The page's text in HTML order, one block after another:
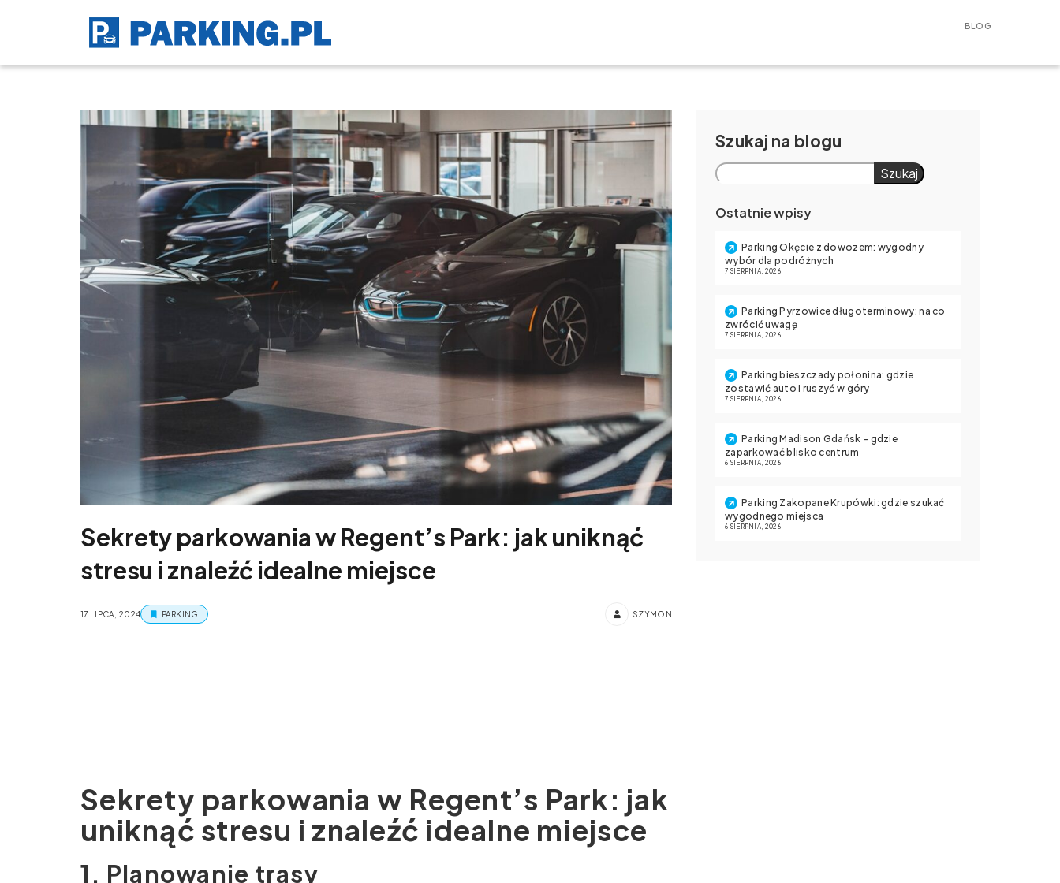
BLOG
Sekrety parkowania w Regent’s Park: jak uniknąć
stresu i znaleźć idealne miejsce
17 LIPCA, 2024 PARKING SZYMON
Sekrety parkowania w Regent’s Park: jak
uniknąć stresu i znaleźć idealne miejsce
1. Planowanie trasy
Szukaj
Szukaj
Ostatnie wpisy
Parking Okęcie z dowozem: wygodny
wybór dla podróżnych
7 SIERPNIA, 2026
Parking Pyrzowice długoterminowy: na co
zwrócić uwagę
7 SIERPNIA, 2026
Parking bieszczady połonina: gdzie
zostawić auto i ruszyć w góry
7 SIERPNIA, 2026
Parking Madison Gdańsk – gdzie
zaparkować blisko centrum
6 SIERPNIA, 2026
Parking Zakopane Krupówki: gdzie szukać
wygodnego miejsca
6 SIERPNIA, 2026